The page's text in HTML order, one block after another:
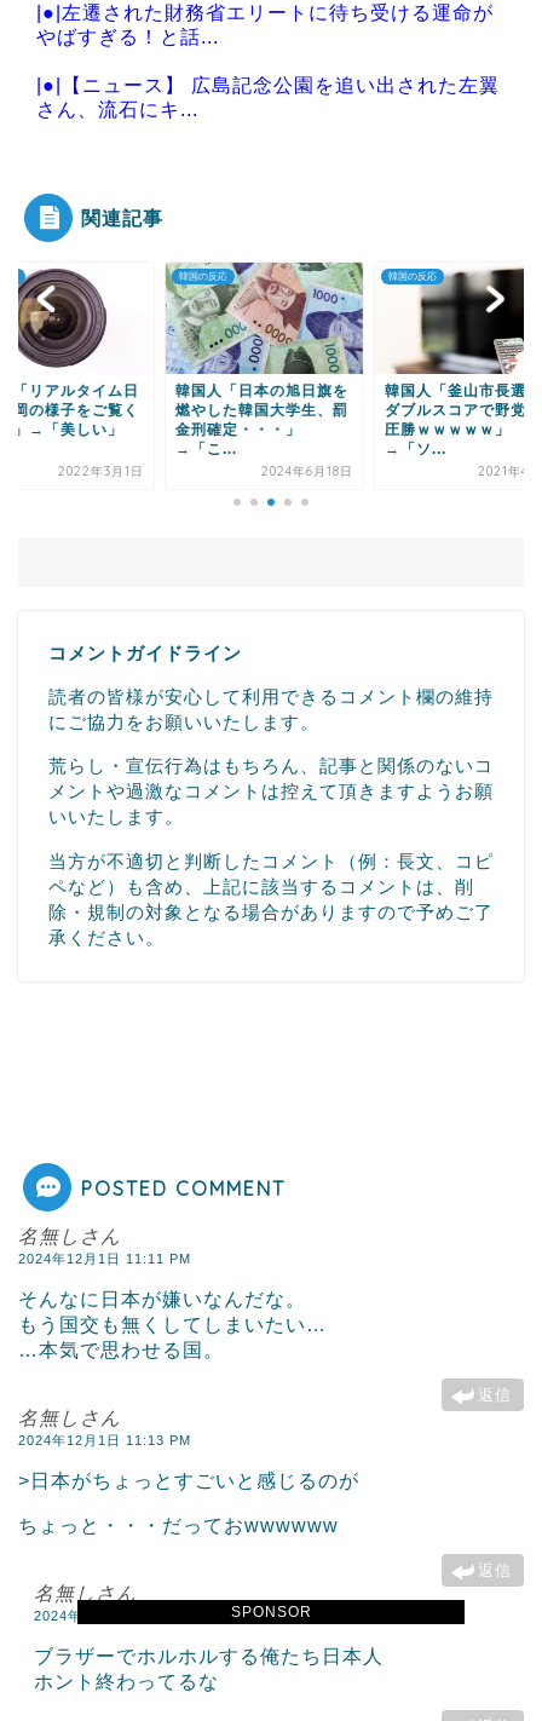
SPONSOR
|●|左遷された財務省エリートに待ち受ける運命が
やばすぎる！と話...
|●|【ニュース】 広島記念公園を追い出された左翼
さん、流石にキ...
Powered by livedoor 相互RSS
関連記事
反応
人「日本の旭日旗を
した韓国大学生、罰
確定・・・」
2024年6月18日
韓国の反応
韓国人「釜山市長選挙、
ダブルスコアで野党候補
圧勝ｗｗｗｗｗ」
→「ソ...
2021年4月7日
韓国の反応
韓国人「日本に観光
殺到・・・現在日本
で起こっている問題
ご...
2023年10
コメントガイドライン
読者の皆様が安心して利用できるコメント欄の維持
にご協力をお願いいたします。
荒らし・宣伝行為はもちろん、記事と関係のないコ
メントや過激なコメントは控えて頂きますようお願
いいたします。
当方が不適切と判断したコメント（例：長文、コピ
ペなど）も含め、上記に該当するコメントは、削
除・規制の対象となる場合がありますので予めご了
承ください。
POSTED COMMENT
名無しさん
2024年12月1日 11:11 PM
そんなに日本が嫌いなんだな。
もう国交も無くしてしまいたい…
…本気で思わせる国。
返信
名無しさん
2024年12月1日 11:13 PM
>日本がちょっとすごいと感じるのが
ちょっと・・・だっておwwwwww
返信
名無しさん
2024年12月1日 11:51 PM
ブラザーでホルホルする俺たち日本人
ホント終わってるな